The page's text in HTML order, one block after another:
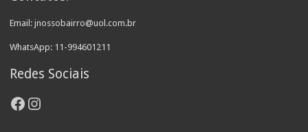
Email: jnossobairro@uol.com.br
WhatsApp: 11-994601211
Redes Sociais
Facebook
Instagram